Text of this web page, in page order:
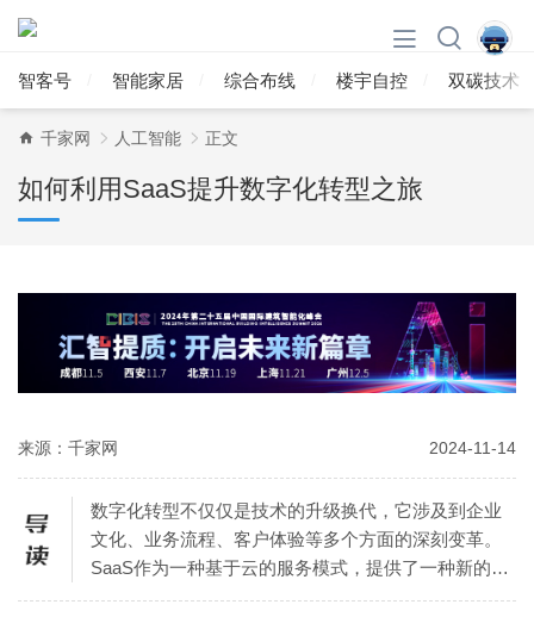
智客号 智能家居 综合布线 楼宇自控 双碳技术
千家网 人工智能 正文
如何利用SaaS提升数字化转型之旅
来源：千家网 2024-11-14
数字化转型不仅仅是技术的升级换代，它涉及到企业
文化、业务流程、客户体验等多个方面的深刻变革。
SaaS作为一种基于云的服务模式，提供了一种新的工
作方式，使得企业能够更加灵活地应对市场变化，快